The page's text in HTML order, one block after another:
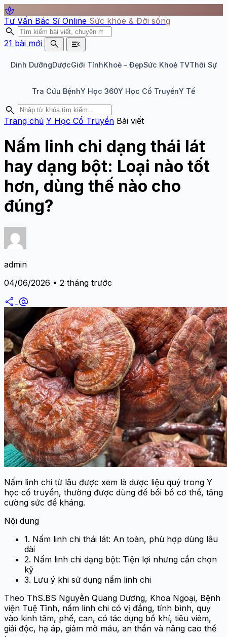
spa
Tư Vấn Bác Sĩ Online Sức khỏe & Đời sống
search
21 bài mới search menu_open
Dinh DưỡngDượcGiới TínhKhoẻ – ĐẹpSức Khoẻ TVThời Sự
Tra Cứu BệnhY Học 360Y Học Cổ TruyềnY Tế
search
Trang chủ Y Học Cổ Truyền Bài viết
Nấm linh chi dạng thái lát
hay dạng bột: Loại nào tốt
hơn, dùng thế nào cho
đúng?
admin
04/06/2026 • 2 tháng trước
share alternate_email
Nấm linh chi từ lâu được xem là dược liệu quý trong Y
học cổ truyền, thường được dùng để bồi bổ cơ thể, tăng
cường sức đề kháng.
Nội dung
1. Nấm linh chi thái lát: An toàn, phù hợp dùng lâu
dài
2. Nấm linh chi dạng bột: Tiện lợi nhưng cần chọn
kỹ
3. Lưu ý khi sử dụng nấm linh chi
Theo ThS.BS Nguyễn Quang Dương, Khoa Ngoại, Bệnh
viện Tuệ Tĩnh, nấm linh chi có vị đắng, tính bình, quy
vào kinh tâm, phế, can, có tác dụng bổ khí, tiêu viêm,
giải độc, hạ áp, giảm mỡ máu, an thần và nâng cao thể